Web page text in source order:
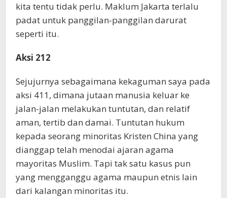
kita tentu tidak perlu. Maklum Jakarta terlalu
padat untuk panggilan-panggilan darurat
seperti itu.
Aksi 212
Sejujurnya sebagaimana kekaguman saya pada
aksi 411, dimana jutaan manusia keluar ke
jalan-jalan melakukan tuntutan, dan relatif
aman, tertib dan damai. Tuntutan hukum
kepada seorang minoritas Kristen China yang
dianggap telah menodai ajaran agama
mayoritas Muslim. Tapi tak satu kasus pun
yang mengganggu agama maupun etnis lain
dari kalangan minoritas itu.